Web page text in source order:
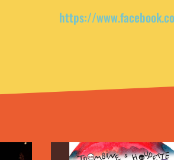
https://